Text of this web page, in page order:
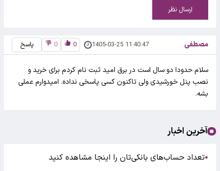
ارسال نظر
مصطفی 1405-03-25 11:40:47
0
0 پاسخ
سلام حدودا دو سال است در برق امید ثبت نام کردم برای خرید و
نصب پنل خورشیدی ولی تاکنون کسی پاسخی نداده. امیدوارم عملی
بشه.
آخرین اخبار
●تعداد حساب‌های بانکی‌تان را اینجا مشاهده کنید